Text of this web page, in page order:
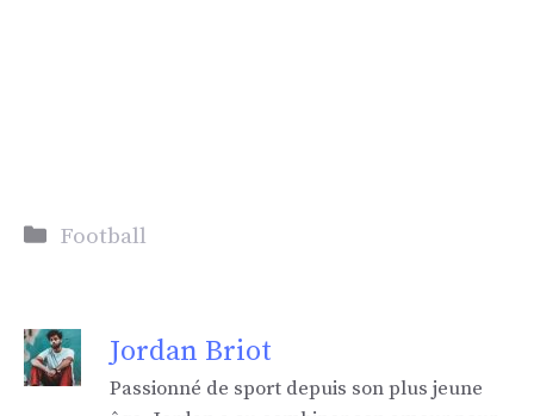
Catégories
Football
Jordan Briot
Passionné de sport depuis son plus jeune